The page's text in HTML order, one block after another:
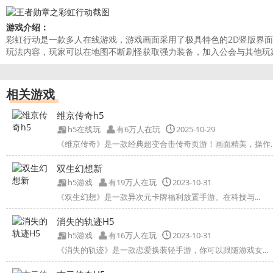
游戏介绍：
彩虹行动是一款多人在线游戏，游戏画面采用了极具特色的2D竖版界
玩法内容，玩家可以在地图不断刷怪获取强力装备，加入公会与其他
相关游戏
维京传奇h5
h5在线玩 有6万人在玩
2025-10-29
《维京传奇》是一款经典超变合击传奇页游！画面精美，操作
双生幻想新
h5游戏 有19万人在玩
2023-10-31
《双生幻想》是一款异次元卡牌福利放置手游。在科技与...
消失的轨迹H5
h5游戏 有16万人在玩
2023-10-31
《消失的轨迹》是一款恋爱换装轻手游，你可以跟随游戏女...